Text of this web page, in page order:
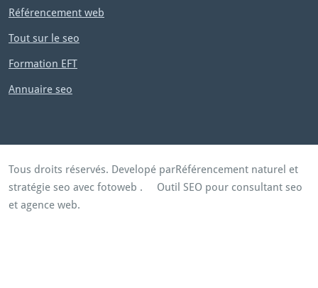
Référencement web
Tout sur le seo
Formation EFT
Annuaire seo
Tous droits réservés. Developé parRéférencement naturel et
stratégie seo avec fotoweb . Outil SEO pour consultant seo
et agence web.